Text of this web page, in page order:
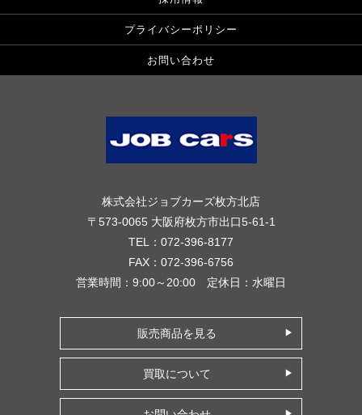
プライバシーポリシー
お問い合わせ
株式会社ジョブカーズ枚方北店
〒573-0065 大阪府枚方市出口5-61-1
TEL：072-396-8177
FAX：072-396-6756
営業時間：9:00～20:00 定休日：水曜日
販売商品を見る
買取について